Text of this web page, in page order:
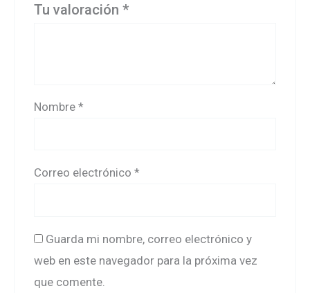
Tu valoración*
Nombre*
Correo electrónico*
Guarda mi nombre, correo electrónico y
web en este navegador para la próxima vez
que comente.